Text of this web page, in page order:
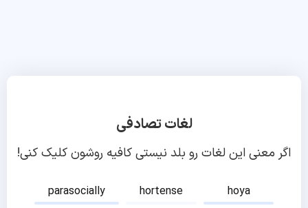
لغات تصادفی
اگر معنی این لغات رو بلد نیستی کافیه روشون کلیک کنی!
parasocially hortense
hoya